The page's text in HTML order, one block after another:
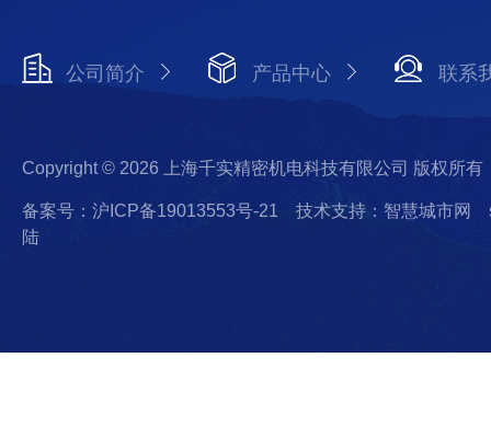
公司简介 产品中心 联系
Copyright © 2026 上海千实精密机电科技有限公司 版权所有
备案号：沪ICP备19013553号-21 技术支持：智慧城市网
陆